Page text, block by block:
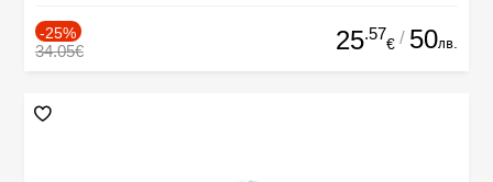
-25%
34.05€ 25.57
€ / 50лв.